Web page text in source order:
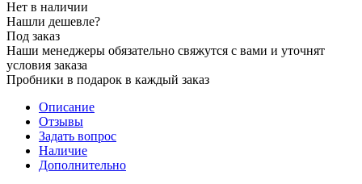
Нет в наличии
Нашли дешевле?
Под заказ
Наши менеджеры обязательно свяжутся с вами и уточнят
условия заказа
Пробники в подарок в каждый заказ
Описание
Отзывы
Задать вопрос
Наличие
Дополнительно